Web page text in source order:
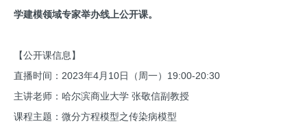
学建模领域专家举办线上公开课。
【公开课信息】
直播时间：2023年4月10日（周一）19:00-20:30
主讲老师：哈尔滨商业大学 张敬信副教授
课程主题：微分方程模型之传染病模型